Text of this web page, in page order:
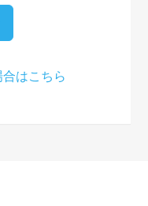
はこちら